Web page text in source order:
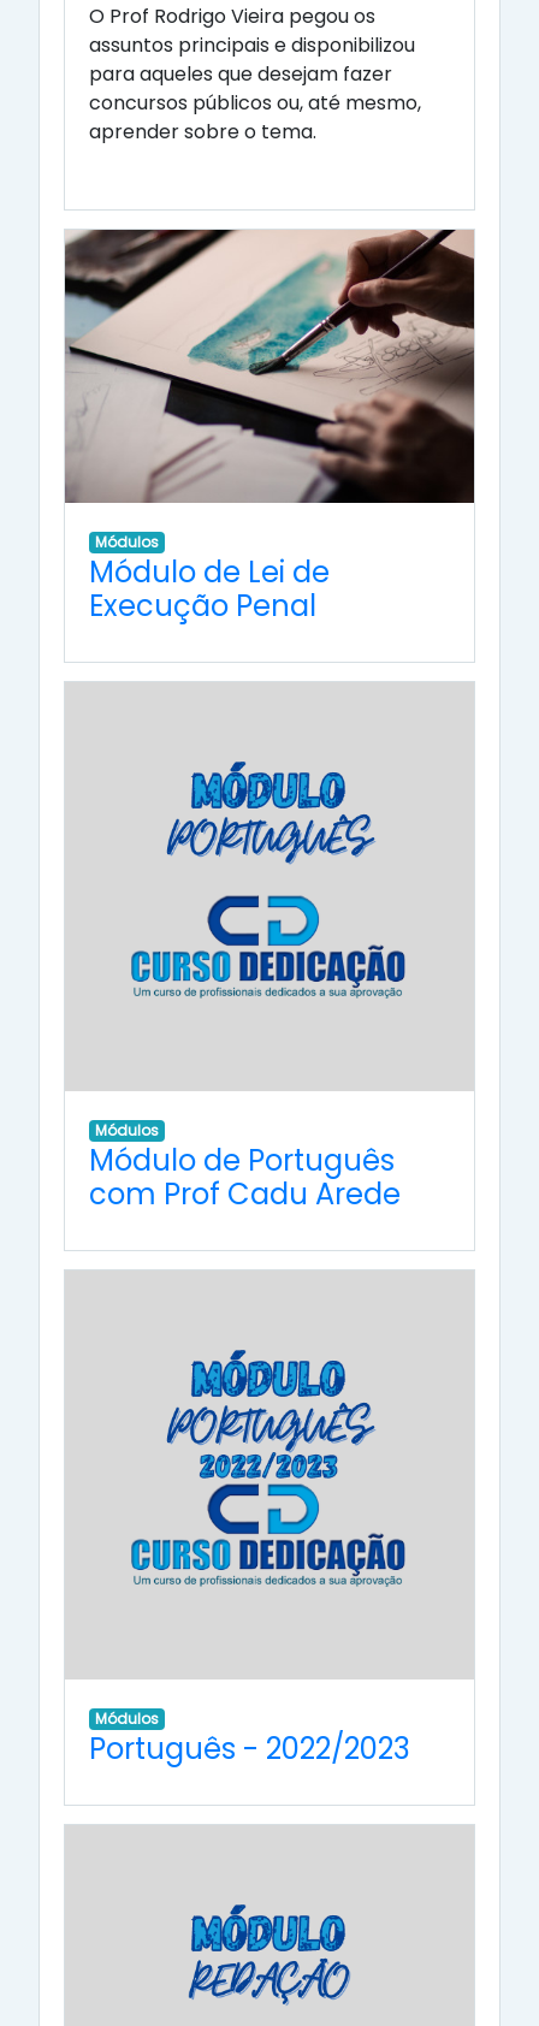
O Prof Rodrigo Vieira pegou os
assuntos principais e disponibilizou
para aqueles que desejam fazer
concursos públicos ou, até mesmo,
aprender sobre o tema.
Módulos
Módulo de Lei de
Execução Penal
Módulos
Módulo de Português
com Prof Cadu Arede
Módulos
Português - 2022/2023